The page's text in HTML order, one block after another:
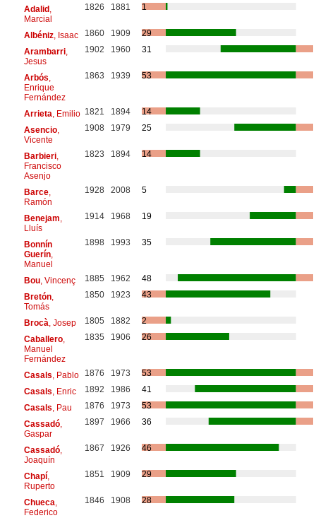
Adalid,
Marcial
1826 1881 1
Albéniz, Isaac 1860 1909
29
Arambarri,
Jesus
1902 1960 31
Arbós
Enrique
Fernández
1863 1939 53
Arrieta , Emilio 1821 1894
14
Asencio,
Vicente
1908 1979 25
Barbieri,
Francisco
Asenjo
1823 1894 14
Barce,
Ramón
1928 2008 5
Benejam
Lluís
1914 1968 19
Bonnín
Guerín,
Manuel
1898 1993 35
Bou, Vincenç 1885 1962
48
Bretón,
Tomás
1850 1923 43
Brocà , Josep 1805 1882
2
Caballero,
Manuel
Fernández
1835 1906 26
Casals , Pablo 1876 1973
53
Casals , Enric 1892 1986
41
Casals , Pau 1876 1973
53
Cassadó,
Gaspar
1897 1966 36
Cassadó,
Joaquín
1867 1926 46
Chapí,
Ruperto
1851 1909 29
Chueca
Federico
1846 1908 28